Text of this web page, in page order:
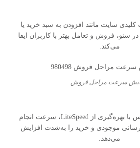
سایت مانند افزودن به سبد خرید یا
فروش و تعامل بهتر با کاربران ایفا
می‌کند.
سرعت مراحل فروش
هاست پربازدید وردپرس با بهره‌گیری از LiteSpeed، سرعت انجام
موجودی و خرید را به‌شدت افزایش
می‌دهد.